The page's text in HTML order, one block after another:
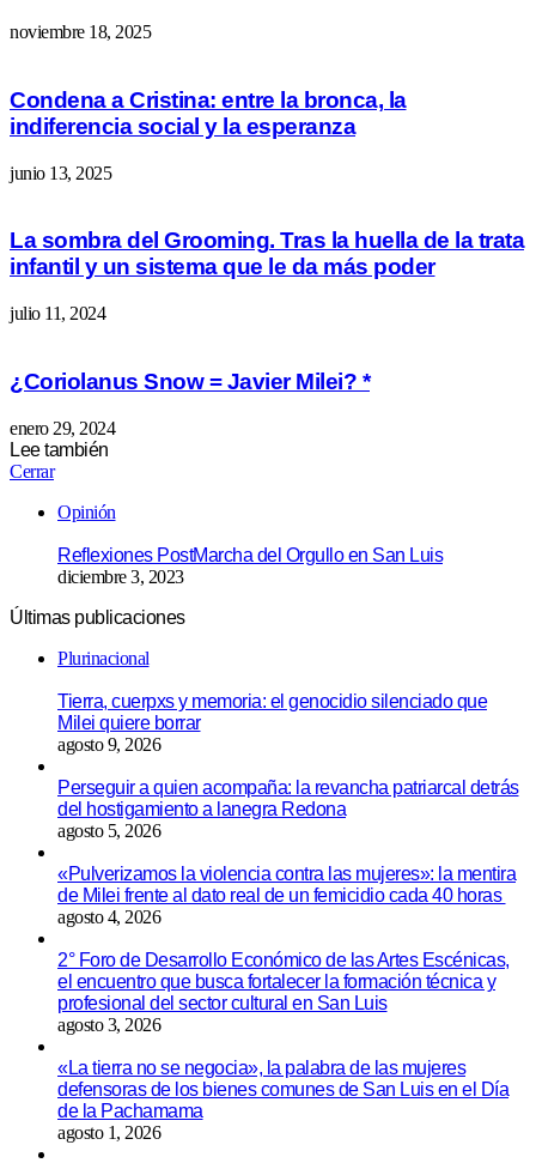
noviembre 18, 2025
Condena a Cristina: entre la bronca, la
indiferencia social y la esperanza
junio 13, 2025
La sombra del Grooming. Tras la huella de la trata
infantil y un sistema que le da más poder
julio 11, 2024
¿Coriolanus Snow = Javier Milei? *
enero 29, 2024
Lee también
Cerrar
Opinión
Reflexiones PostMarcha del Orgullo en San Luis
diciembre 3, 2023
Últimas publicaciones
Plurinacional
Tierra, cuerpxs y memoria: el genocidio silenciado que
Milei quiere borrar
agosto 9, 2026
Perseguir a quien acompaña: la revancha patriarcal detrás
del hostigamiento a lanegra Redona
agosto 5, 2026
«Pulverizamos la violencia contra las mujeres»: la mentira
de Milei frente al dato real de un femicidio cada 40 horas
agosto 4, 2026
2° Foro de Desarrollo Económico de las Artes Escénicas,
el encuentro que busca fortalecer la formación técnica y
profesional del sector cultural en San Luis
agosto 3, 2026
«La tierra no se negocia», la palabra de las mujeres
defensoras de los bienes comunes de San Luis en el Día
de la Pachamama
agosto 1, 2026